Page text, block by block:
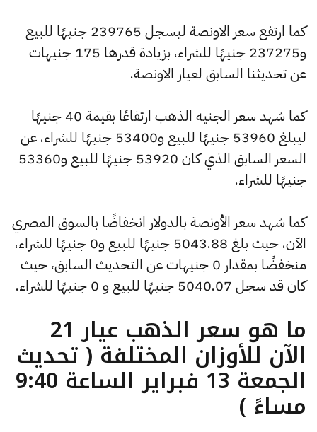
كما ارتفع سعر الاونصة ليسجل 239765 جنيهًا للبيع
و237275 جنيهًا للشراء، بزيادة قدرها 175 جنيهات
عن تحديثنا السابق لعيار الاونصة.
كما شهد سعر الجنيه الذهب ارتفاعًا بقيمة 40 جنيهًا
ليبلغ 53960 جنيهًا للبيع و53400 جنيهًا للشراء، عن
السعر السابق الذي كان 53920 جنيهًا للبيع و53360
جنيهًا للشراء.
كما شهد سعر الأونصة بالدولار انخفاضًا بالسوق المصري
الآن، حيث بلغ 5043.88 جنيهًا للبيع و0 جنيهًا للشراء،
منخفضًا بمقدار 0 جنيهات عن التحديث السابق، حيث
كان قد سجل 5040.07 جنيهًا للبيع و 0 جنيهًا للشراء.
ما هو سعر الذهب عيار 21
الآن للأوزان المختلفة ( تحديث
الجمعة 13 فبراير الساعة 9:40
مساءً )